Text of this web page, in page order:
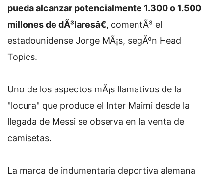
pueda alcanzar potencialmente 1.300 o 1.500
millones de dÃ³laresâ€, comentÃ³ el
estadounidense Jorge MÃ¡s, segÃºn Head
Topics.
Uno de los aspectos mÃ¡s llamativos de la
"locura" que produce el Inter Maimi desde la
llegada de Messi se observa en la venta de
camisetas.
La marca de indumentaria deportiva alemana